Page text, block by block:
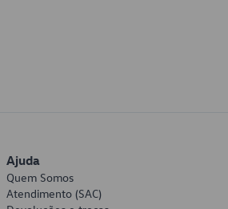
Ajuda
Quem Somos
Atendimento (SAC)